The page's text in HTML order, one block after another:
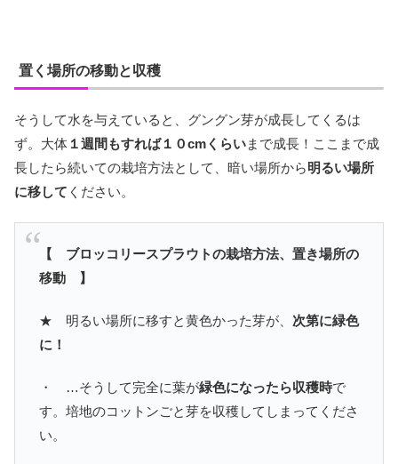
置く場所の移動と収穫
そうして水を与えていると、グングン芽が成長してくるは
ず。大体 １週間もすれば１０cmくらいまで成長！ここまで成
長したら続いての栽培方法として、暗い場所から明るい場所
に移して ください。
【 ブロッコリースプラウトの栽培方法、置き場所の
移動 】
★ 明るい場所に移すと黄色かった芽が、 次第に緑色
に！
・ …そうして完全に葉が緑色になったら収穫時で
す。培地のコットンごと芽を収穫してしまってくださ
い。